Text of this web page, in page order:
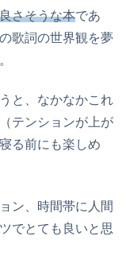
さそうな本であ
歌詞の世界観を夢
と、なかなかこれ
テンションが上が
る前にも楽しめ
ン、時間帯に人間
でとても良いと思